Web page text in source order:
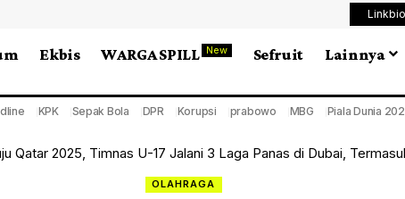
Linkbio
Ekbis WARGA SPILL New Sefruit Lainnya
KPK Sepak Bola DPR Korupsi prabowo MBG Piala Dunia
Qatar 2025, Timnas U-17 Jalani 3 Laga Panas di Dubai,
OLAHRAGA